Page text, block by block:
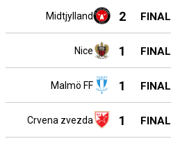
Midtjylland 2 FINAL
Nice 1 FINAL
Malmö FF 1 FINAL
Crvena zvezda 1 FINAL